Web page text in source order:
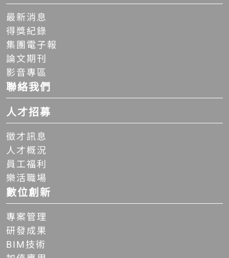
最新消息
得獎紀錄
集團電子報
論文期刊
影音專區
聯絡我們
人才招募
徵才訊息
人才概況
員工福利
樂活職場
數位創新
專案管理
研發成果
BIM技術